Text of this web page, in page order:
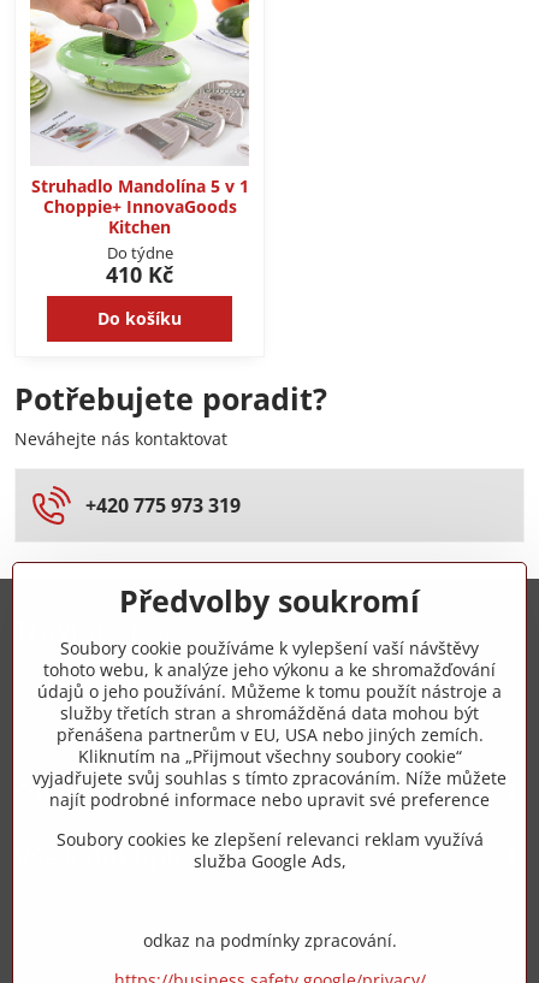
Struhadlo Mandolína 5 v 1
Choppie+ InnovaGoods
Kitchen
Do týdne
410 Kč
Do košíku
Potřebujete poradit?
Neváhejte nás kontaktovat
+420 775 973 319
+420 775 973 319
info​@zipzop​.cz
Objednávky
Vše k nákupu
Předvolby soukromí
Soubory cookie používáme k vylepšení vaší návštěvy
tohoto webu, k analýze jeho výkonu a ke shromažďování
údajů o jeho používání. Můžeme k tomu použít nástroje a
služby třetích stran a shromážděná data mohou být
přenášena partnerům v EU, USA nebo jiných zemích.
Kliknutím na „Přijmout všechny soubory cookie“
vyjadřujete svůj souhlas s tímto zpracováním. Níže můžete
najít podrobné informace nebo upravit své preference
Soubory cookies ke zlepšení relevanci reklam využívá
služba Google Ads,
odkaz na podmínky zpracování.